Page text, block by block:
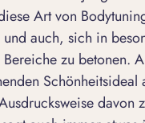
Art von
auch, sich in
zu betonen.
davon